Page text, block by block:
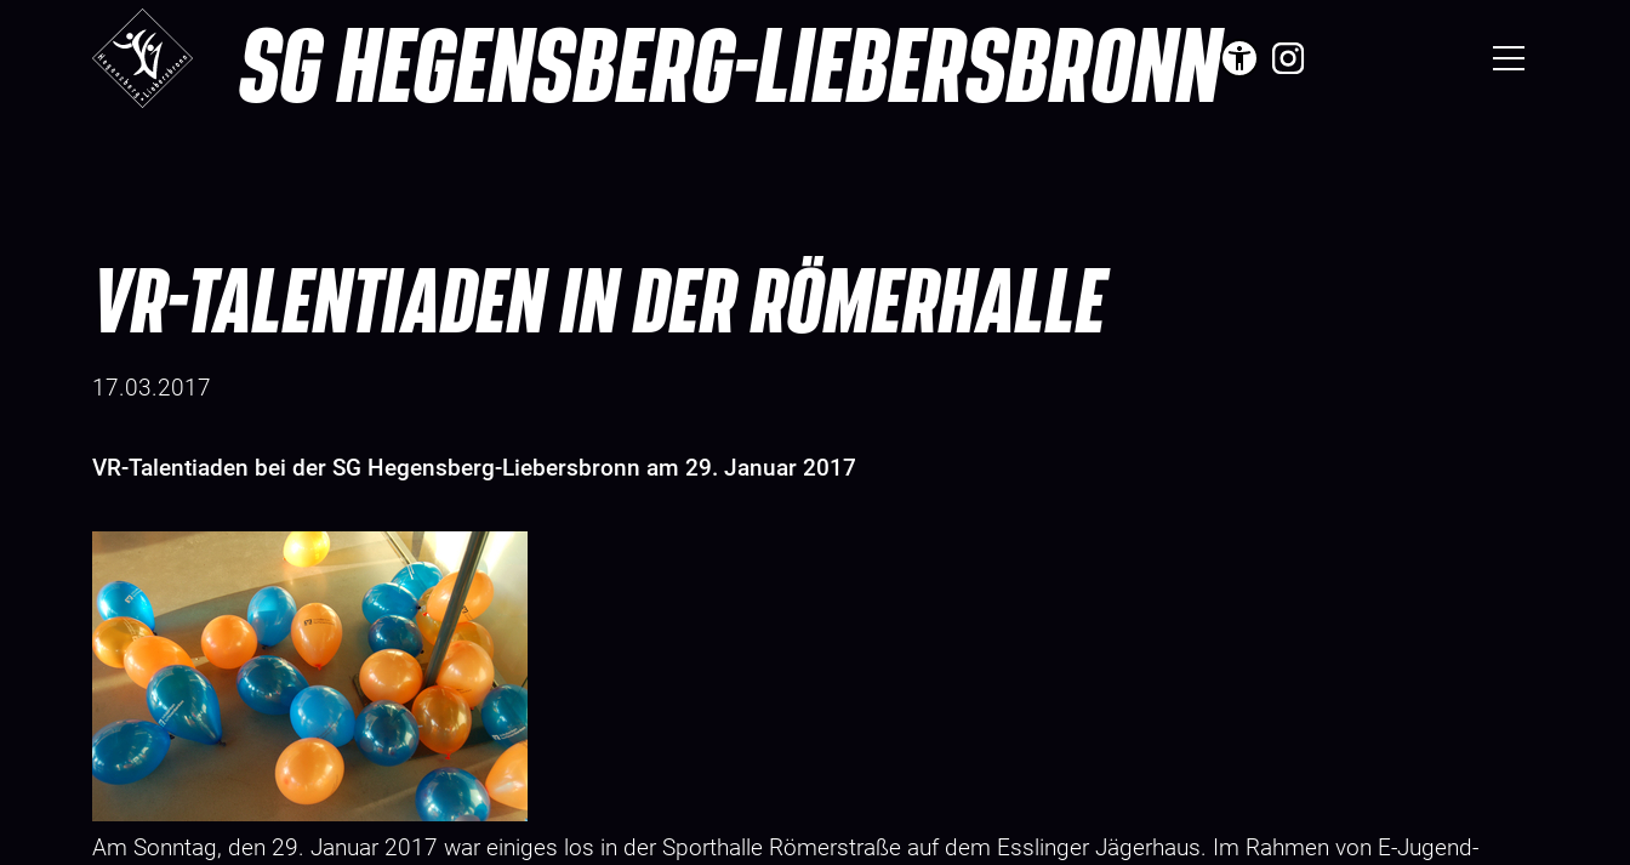
SG HEGENSBERG-LIEBERSBRONN
VR-TALENTIADEN IN DER RÖMERHALLE
17.03.2017
VR-Talentiaden bei der SG Hegensberg-Liebersbronn am 29. Januar 2017
Am Sonntag, den 29. Januar 2017 war einiges los in der Sporthalle Römerstraße auf dem Esslinger Jägerhaus. Im Rahmen von E-Jugend-